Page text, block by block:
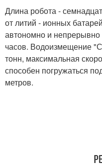
Длина робота -
от литий - ионных
автономно и непрерывно
часов. Водоизмещение
тонн, максимальная
способен погружаться
метров.